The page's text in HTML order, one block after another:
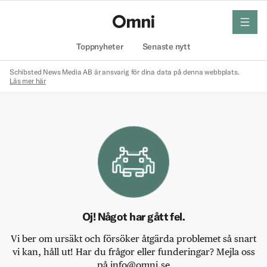
Toppnyheter Senaste nytt
meny
Schibsted News Media AB är ansvarig för dina data på denna webbplats.
Läs mer här
Oj! Något har gått fel.
Vi ber om ursäkt och försöker åtgärda problemet så snart
vi kan, håll ut! Har du frågor eller funderingar? Mejla oss